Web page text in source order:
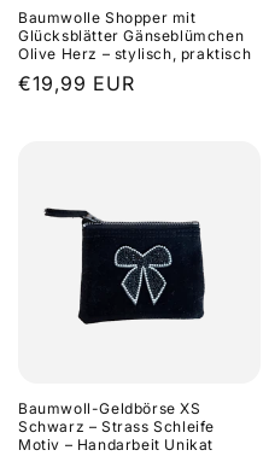
Baumwolle Shopper mit
Glücksblätter Gänseblümchen
Olive Herz – stylisch, praktisch
Regular
€19,99 EUR
Baumwoll-Geldbörse XS
Schwarz – Strass Schleife
Motiv – Handarbeit Unikat